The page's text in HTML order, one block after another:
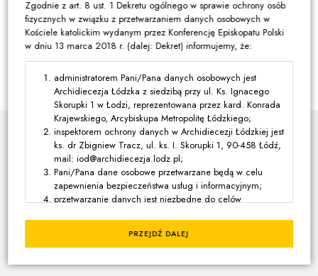
03:07 | 19 LIPCA 2026
500-lecie parafii w Bełdowie 2026
ZOBACZ RÓWNIEŻ
05:02 | 4 SIERPNIA 2026
Po 30 latach ukazało się nowe
polsko-francuskie wydanie
„Reguły Taizé”
Zgodnie z art. 8 ust. 1 Dekretu ogólnego w sprawie ochrony osób
fizycznych w związku z przetwarzaniem danych osobowych w
Kościele katolickim wydanym przez Konferencję Episkopatu Polski
w dniu 13 marca 2018 r. (dalej: Dekret) informujemy, że:
administratorem Pani/Pana danych osobowych jest
Archidiecezja Łódzka z siedzibą przy ul. Ks. Ignacego
Skorupki 1 w Łodzi, reprezentowana przez kard. Konrada
Krajewskiego, Arcybiskupa Metropolitę Łódzkiego;
inspektorem ochrony danych w Archidiecezji Łódzkiej jest
ks. dr Zbigniew Tracz, ul. ks. I. Skorupki 1, 90-458 Łódź,
mail: iod@archidiecezja.lodz.pl;
Pani/Pana dane osobowe przetwarzane będą w celu
zapewnienia bezpieczeństwa usług i informacyjnym;
przetwarzanie danych jest niezbędne do celów
z wyjątkiem sytuacji, w których nadrzędny charakter wobec
wolności osoby, której dane dotyczą, wymagające ochrony
PRZEJDŹ DALEJ